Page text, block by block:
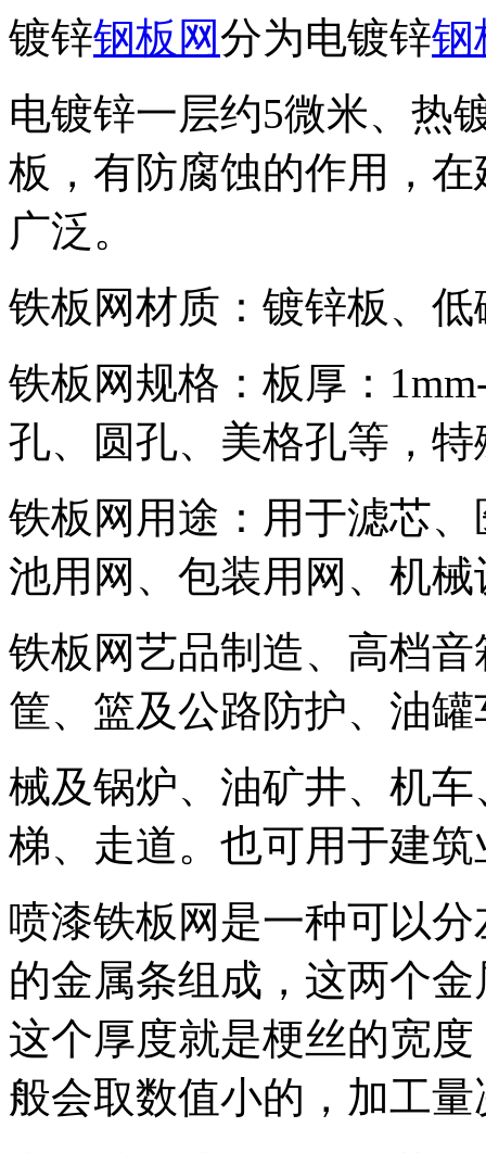
镀锌钢板网分为电镀锌钢
电镀锌一层约5微米、热
板，有防腐蚀的作用，
广泛。
铁板网材质：镀锌板、
铁板网规格：板厚：
孔、圆孔、美格孔等，
铁板网 用途：用于滤芯
池用网、包装用网、机
铁板网艺品制造、高档
筐、篮及公路防护、油
械及锅炉、油矿井、机
梯、走道。也可用于建
喷漆铁板网 是一种可以
的金属条组成，这两个
这个厚度就是梗丝的宽
般会取数值小的，加工